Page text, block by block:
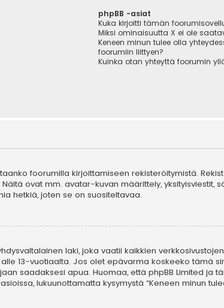
phpBB -asiat
Kuka kirjoitti tämän
Miksi ominaisuutta X ei ole
Keneen minun tulee olla
foorumiin liittyen?
Kuinka otan yhteyttä foorumin
foorumilla kirjoittamiseen rekisteröitymistä.
ovat mm. avatar-kuvan määrittely, yksityisviestit,
hetkiä, joten se on suositeltavaa.
laki, joka vaatii kaikkien
13-vuotiaalta. Jos olet epävarma koskeeko tämä
saadaksesi apua. Huomaa, että phpBB Limited ja
lukuunottamatta kysymystä “Keneen minun